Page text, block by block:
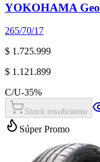
YOKOHAMA
265/70/17
$ 1.725.999
$ 1.121.899
C/U-35%
Stock insuficiente
Súper Promo